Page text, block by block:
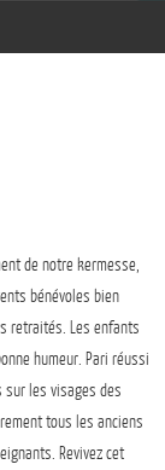
de notre kermesse,
bénévoles bien
retraités. Les enfants
humeur. Pari réussi
sur les visages des
tous les anciens
Revivez cet